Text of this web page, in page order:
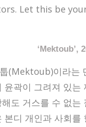
Let this be
‘Mektoub’,
(Mektoub)이라는
윤곽이 그려져 있
도 거스를 수 없
본디 개인과 사회